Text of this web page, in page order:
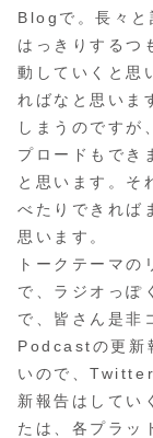
Blogで。長々
はっきりするつ
動していくと思
ればなと思いま
しまうのです
プロードもでき
と思います。そ
べたりできれば
思います。
トークテーマの
で、ラジオっぽ
で、皆さん是非
Podcastの更新
いので、
新報告はしてい
たは、各プラッ